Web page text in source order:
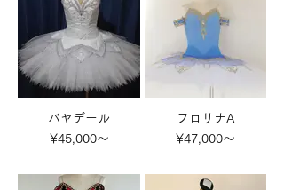
バヤデール
¥45,000～
フロリナA
¥47,000～